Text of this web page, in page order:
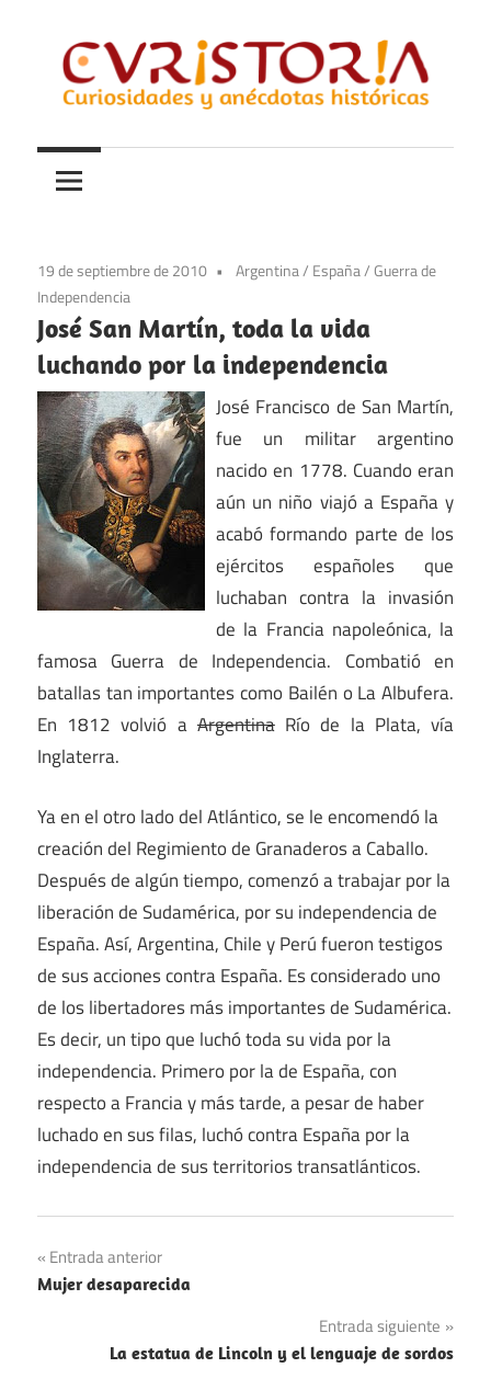
contenido
Curistoria
y
anécdotas
historia
19 de septiembre de 2010 Argentina/ España/Guerra de
Independencia
José San Martín, toda la vida
luchando por la independencia
José Francisco de San Martín,
fue un militar argentino
nacido en 1778. Cuando eran
aún un niño viajó a España y
acabó formando parte de los
ejércitos españoles que
luchaban contra la invasión
de la Francia napoleónica, la
famosa Guerra de Independencia. Combatió en
batallas tan importantes como Bailén o La Albufera.
En 1812 volvió a ArgentinaRío de la Plata, vía
Inglaterra.
Ya en el otro lado del Atlántico, se le encomendó la
creación del Regimiento de Granaderos a Caballo.
Después de algún tiempo, comenzó a trabajar por la
liberación de Sudamérica, por su independencia de
España. Así, Argentina, Chile y Perú fueron testigos
de sus acciones contra España. Es considerado uno
de los libertadores más importantes de Sudamérica.
Es decir, un tipo que luchó toda su vida por la
independencia. Primero por la de España, con
respecto a Francia y más tarde, a pesar de haber
luchado en sus filas, luchó contra España por la
independencia de sus territorios transatlánticos.
Navegación
de
entradas
Entrada anterior
Mujer desaparecida
Entrada siguiente
La estatua de Lincoln y el lenguaje de sordos